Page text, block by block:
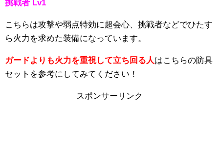
挑戦者 Lv1
こちらは攻撃や弱点特効に超会心、挑戦者などでひたす
ら火力を求めた装備になっています。
ガードよりも火力を重視して立ち回る人はこちらの防具
セットを参考にしてみてください！
スポンサーリンク